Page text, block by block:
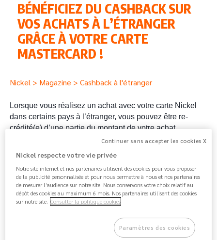
BÉNÉFICIEZ DU CASHBACK SUR
VOS ACHATS À L’ÉTRANGER
GRÂCE À VOTRE CARTE
MASTERCARD !
Nickel > Magazine > Cashback à l'étranger
Lorsque vous réalisez un achat avec votre carte Nickel
dans certains pays à l’étranger, vous pouvez être re-
crédité(e) d’une partie du montant de votre achat
Mais au fait, c’est quoi le cashback de Mastercard?
Grâce à votre carte Nickel Mastercard, vous pouvez être
réalisés dans les enseignes partenaires (magasins,
restaurants, hôtels... ) présentes dans certains pays. Lors
Continuer sans accepter les cookies X
Nickel respecte votre vie privée
Notre site internet et nos partenaires utilisent des cookies pour vous proposer
de la publicité personnalisée et pour nous permettre à nous et nos partenaires
de mesurer l’audience sur notre site. Nous conservons votre choix relatif au
dépôt des cookies au maximum 6 mois. Nos partenaires utilisent des cookies
sur notre site. Consulter la politique cookies
Paramètres des cookies